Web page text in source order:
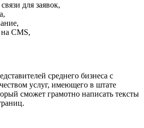
для заявок,
на CMS,
среднего бизнеса с
услуг, имеющего в штате
сможет грамотно написать тексты